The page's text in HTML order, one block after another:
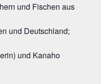
und Fischen aus
und Deutsch­land;
und Kanaho